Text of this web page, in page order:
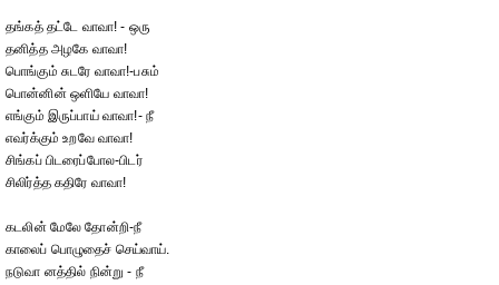
தங்கத் தட்டே வாவா! - ஒரு
தனித்த அழகே வாவா!
பொங்கும் சுடரே வாவா!-பசும்
பொன்னின் ஒளியே வாவா!
எங்கும் இருப்பாய் வாவா!- நீ
எவர்க்கும் உறவே வாவா!
சிங்கப் பிடரைப்போல-பிடர்
சிலிர்த்த கதிரே வாவா!
கடலின் மேலே தோன்றி-நீ
காலைப் பொழுதைச் செய்வாய்.
நடுவா னத்தில் நின்று - நீ